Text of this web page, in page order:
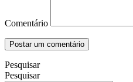
Comentário
Pesquisar
Pesquisar